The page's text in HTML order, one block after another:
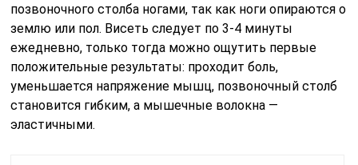
позвоночного столба ногами, так как ноги опираются о
землю или пол. Висеть следует по 3-4 минуты
ежедневно, только тогда можно ощутить первые
положительные результаты: проходит боль,
уменьшается напряжение мышц, позвоночный столб
становится гибким, а мышечные волокна —
эластичными.